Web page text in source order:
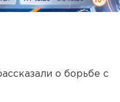
о борьбе с